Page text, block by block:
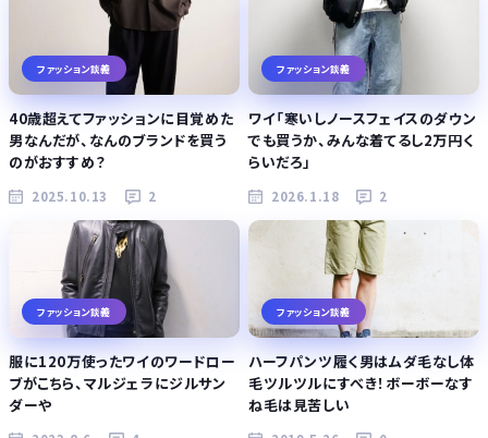
ファッション談義
40歳超えてファッションに目覚めた
男なんだが、なんのブランドを買う
のがおすすめ？
2025.10.13 2
ファッション談義
ワイ「寒いしノースフェイスのダウン
でも買うか、みんな着てるし2万円く
らいだろ」
2026.1.18 2
ファッション談義
服に120万使ったワイのワードロー
ブがこちら、マルジェラにジルサン
ダーや
ファッション談義
ハーフパンツ履く男はムダ毛なし体
毛ツルツルにすべき！ボーボーなす
ね毛は見苦しい